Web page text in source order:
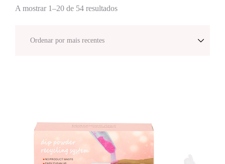
A mostrar 1–20 de 54 resultados